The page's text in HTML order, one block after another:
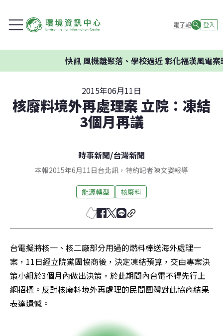
電子報 登入
快訊風機離聚落、學校過近 彰化福漢風電案環
2015年06月11日
核廢料境外再處理案 立院：凍結
3個月再議
時事新聞/台灣新聞
本報2015年6月11日台北訊，特約記者陳文姿報導
能源轉型 核廢料
台電擬將核一、核二廠部分用過的燃料棒送海外處理一
案，11日經立院黨團協商後，決定凍結預算，交由專案決
策小組於3個月內做出決策，於此期間內台電不得先行上
網招標。反對核廢料境外再處理的民間團體對此協商結果
表達遺憾。